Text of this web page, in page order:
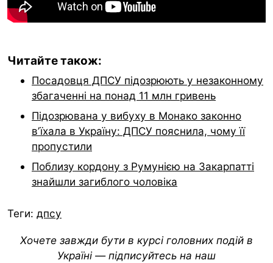
Читайте також:
Посадовця ДПСУ підозрюють у незаконному
збагаченні на понад 11 млн гривень
Підозрювана у вибуху в Монако законно
вʼїхала в Україну: ДПСУ пояснила, чому її
пропустили
Поблизу кордону з Румунією на Закарпатті
знайшли загиблого чоловіка
Теги: дпсу
Хочете завжди бути в курсі головних подій в
Україні — підписуйтесь на наш